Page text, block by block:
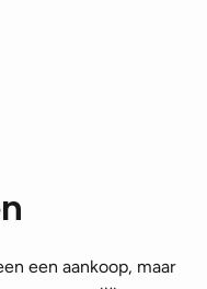
een aankoop, maar